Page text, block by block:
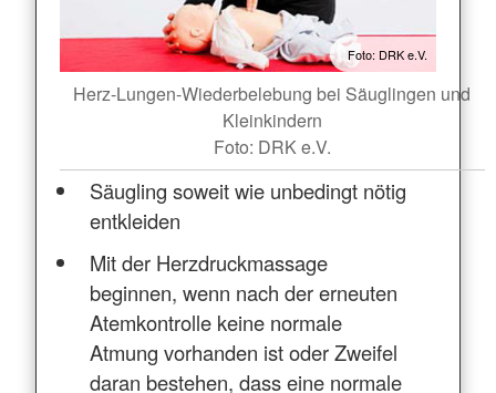
Foto: DRK e.V.
Herz-Lungen-Wiederbelebung bei Säuglingen und
Kleinkindern
Foto: DRK e.V.
Säugling soweit wie unbedingt nötig
entkleiden
Mit der Herzdruckmassage
beginnen, wenn nach der erneuten
Atemkontrolle keine normale
Atmung vorhanden ist oder Zweifel
daran bestehen, dass eine normale